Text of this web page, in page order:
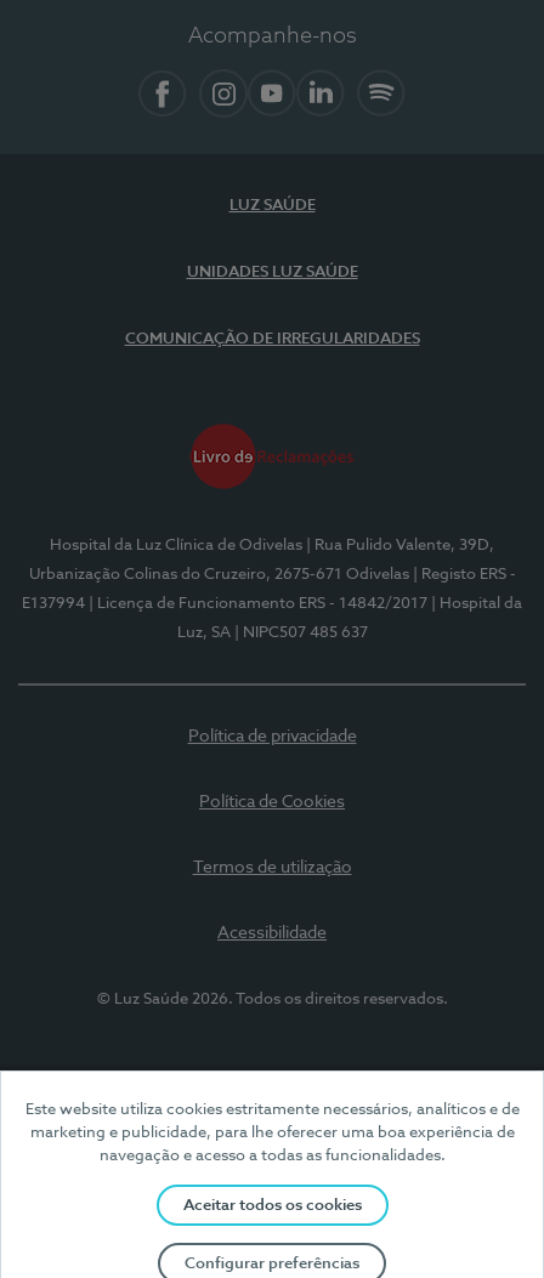
Este website utiliza cookies estritamente necessários, analíticos e de
marketing e publicidade, para lhe oferecer uma boa experiência de
navegação e acesso a todas as funcionalidades.
Aceitar todos os cookies
Configurar preferências
Acompanhe-nos
LUZ SAÚDE
UNIDADES LUZ SAÚDE
COMUNICAÇÃO DE IRREGULARIDADES
Hospital da Luz Clínica de Odivelas
| Rua Pulido Valente, 39D,
Urbanização Colinas do Cruzeiro, 2675-671 Odivelas
| Registo ERS -
E137994
| Licença de Funcionamento ERS - 14842/2017
| Hospital da
Luz, SA
| NIPC507 485 637
Política de privacidade
Política de Cookies
Termos de utilização
Acessibilidade
© Luz Saúde 2026. Todos os direitos reservados.